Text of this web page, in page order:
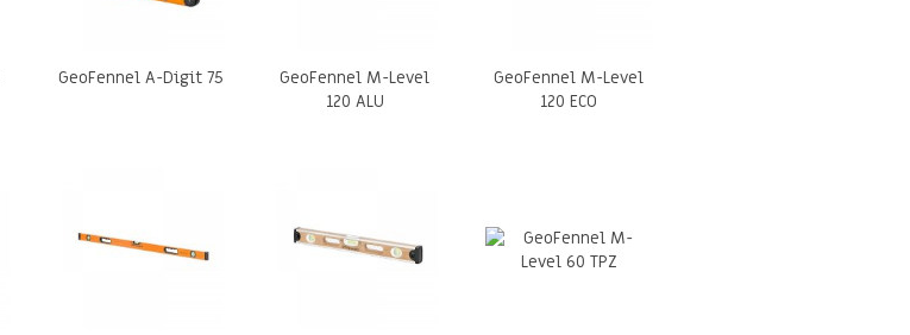
GeoFennel A-Digit 75
GeoFennel M-Level
120 ALU
GeoFennel M-Level
120 ECO